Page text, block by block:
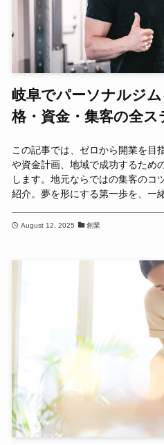
岐阜でパーソナルジ
格・資金・集客の全
この記事では、ゼロから開業を目
や資金計画、地域で成功するため
します。地元ならではの集客のコ
紹介。夢を形にする第一歩を、一
August 12, 2025 創業